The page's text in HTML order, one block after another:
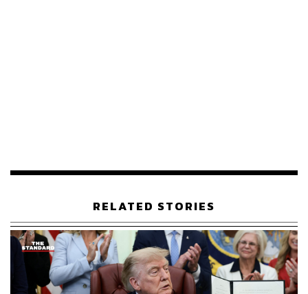
เพียงพอที่จะกระตุ้นเศรษฐกิจที่ขยายตัวในอัตราที่ช้าที่สุดใน
รอบ 5 ไตรมาสได้
วิกฤตอสังหาริมทรัพย์ที่ยืดเยื้อมานานหลายปี ทำให้ความ
มั่งคั่งของภาคครัวเรือนลดลงไปประมาณ 18 ล้านล้าน
ดอลลาร์ ส่งผลให้ความต้องการในการจับจ่ายใช้สอยลดลง
RELATED STORIES